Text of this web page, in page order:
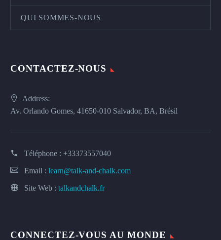
QUI SOMMES-NOUS
CONTACTEZ-NOUS
Address:
Av. Orlando Gomes, 41650-010 Salvador, BA, Brésil
Téléphone : +33373557040
Email : learn@talk-and-chalk.com
Site Web : talkandchalk.fr
CONNECTEZ-VOUS AU MONDE